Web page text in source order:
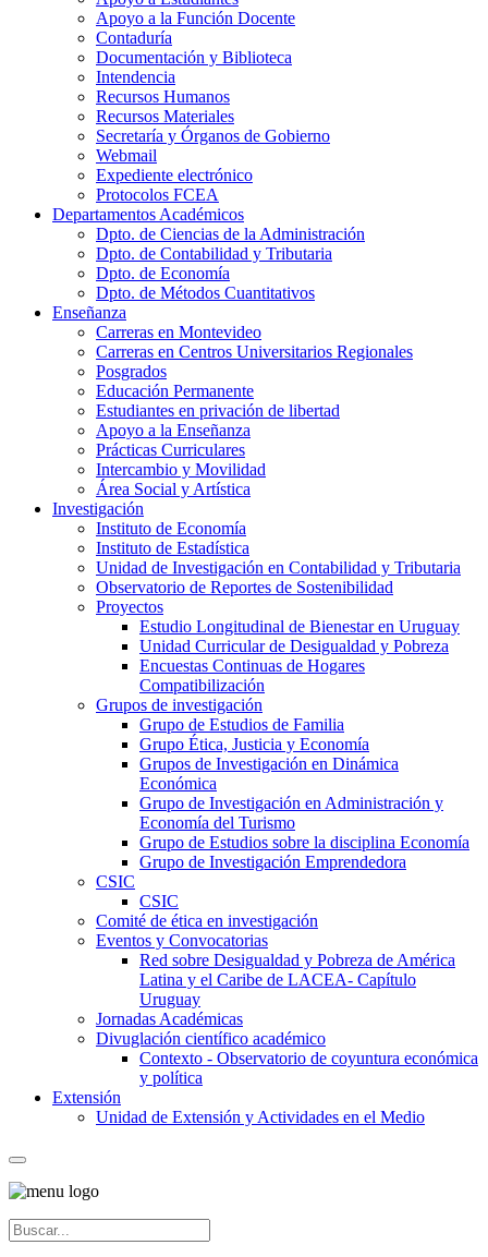
Apoyo a la Función Docente
Contaduría
Documentación y Biblioteca
Intendencia
Recursos Humanos
Recursos Materiales
Secretaría y Órganos de Gobierno
Webmail
Expediente electrónico
Protocolos FCEA
Departamentos Académicos
Dpto. de Ciencias de la Administración
Dpto. de Contabilidad y Tributaria
Dpto. de Economía
Dpto. de Métodos Cuantitativos
Enseñanza
Carreras en Montevideo
Carreras en Centros Universitarios Regionales
Posgrados
Educación Permanente
Estudiantes en privación de libertad
Apoyo a la Enseñanza
Prácticas Curriculares
Intercambio y Movilidad
Área Social y Artística
Investigación
Instituto de Economía
Instituto de Estadística
Unidad de Investigación en Contabilidad y Tributaria
Observatorio de Reportes de Sostenibilidad
Proyectos
Estudio Longitudinal de Bienestar en Uruguay
Unidad Curricular de Desigualdad y Pobreza
Encuestas Continuas de Hogares
Compatibilización
Grupos de investigación
Grupo de Estudios de Familia
Grupo Ética, Justicia y Economía
Grupos de Investigación en Dinámica
Económica
Grupo de Investigación en Administración y
Economía del Turismo
Grupo de Estudios sobre la disciplina Economía
Grupo de Investigación Emprendedora
CSIC
CSIC
Comité de ética en investigación
Eventos y Convocatorias
Red sobre Desigualdad y Pobreza de América
Latina y el Caribe de LACEA- Capítulo
Uruguay
Jornadas Académicas
Divuglación científico académico
Contexto - Observatorio de coyuntura económica
y política
Extensión
Unidad de Extensión y Actividades en el Medio